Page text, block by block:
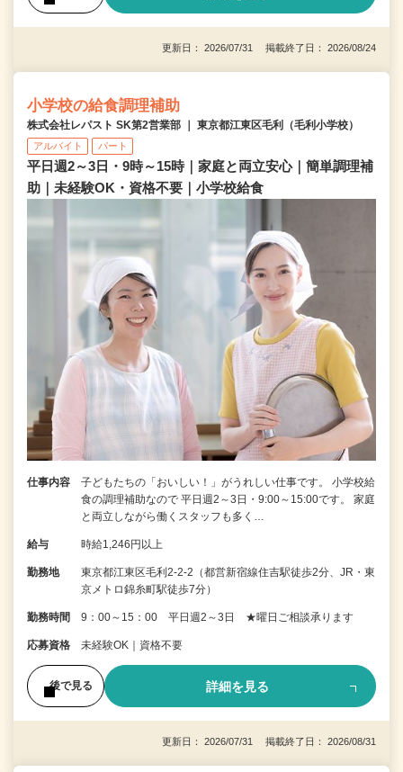
更新日： 2026/07/31 掲載終了日： 2026/08/24
小学校の給食調理補助
株式会社レパスト SK第2営業部 ｜ 東京都江東区毛利（毛利小学校）
アルバイト パート
平日週2～3日・9時～15時｜家庭と両立安心｜簡単調理補
助｜未経験OK・資格不要｜小学校給食
仕事内容
子どもたちの「おいしい！」がうれしい仕事です。 小学校給
食の調理補助なので 平日週2～3日・9:00～15:00です。 家庭
と両立しながら働くスタッフも多く…
給与 時給1,246円以上
勤務地
東京都江東区毛利2-2-2（都営新宿線住吉駅徒歩2分、JR・東
京メトロ錦糸町駅徒歩7分）
勤務時間 9：00～15：00 平日週2～3日 ★曜日ご相談承ります
応募資格 未経験OK｜資格不要
後で見る 詳細を見る
更新日： 2026/07/31 掲載終了日： 2026/08/31